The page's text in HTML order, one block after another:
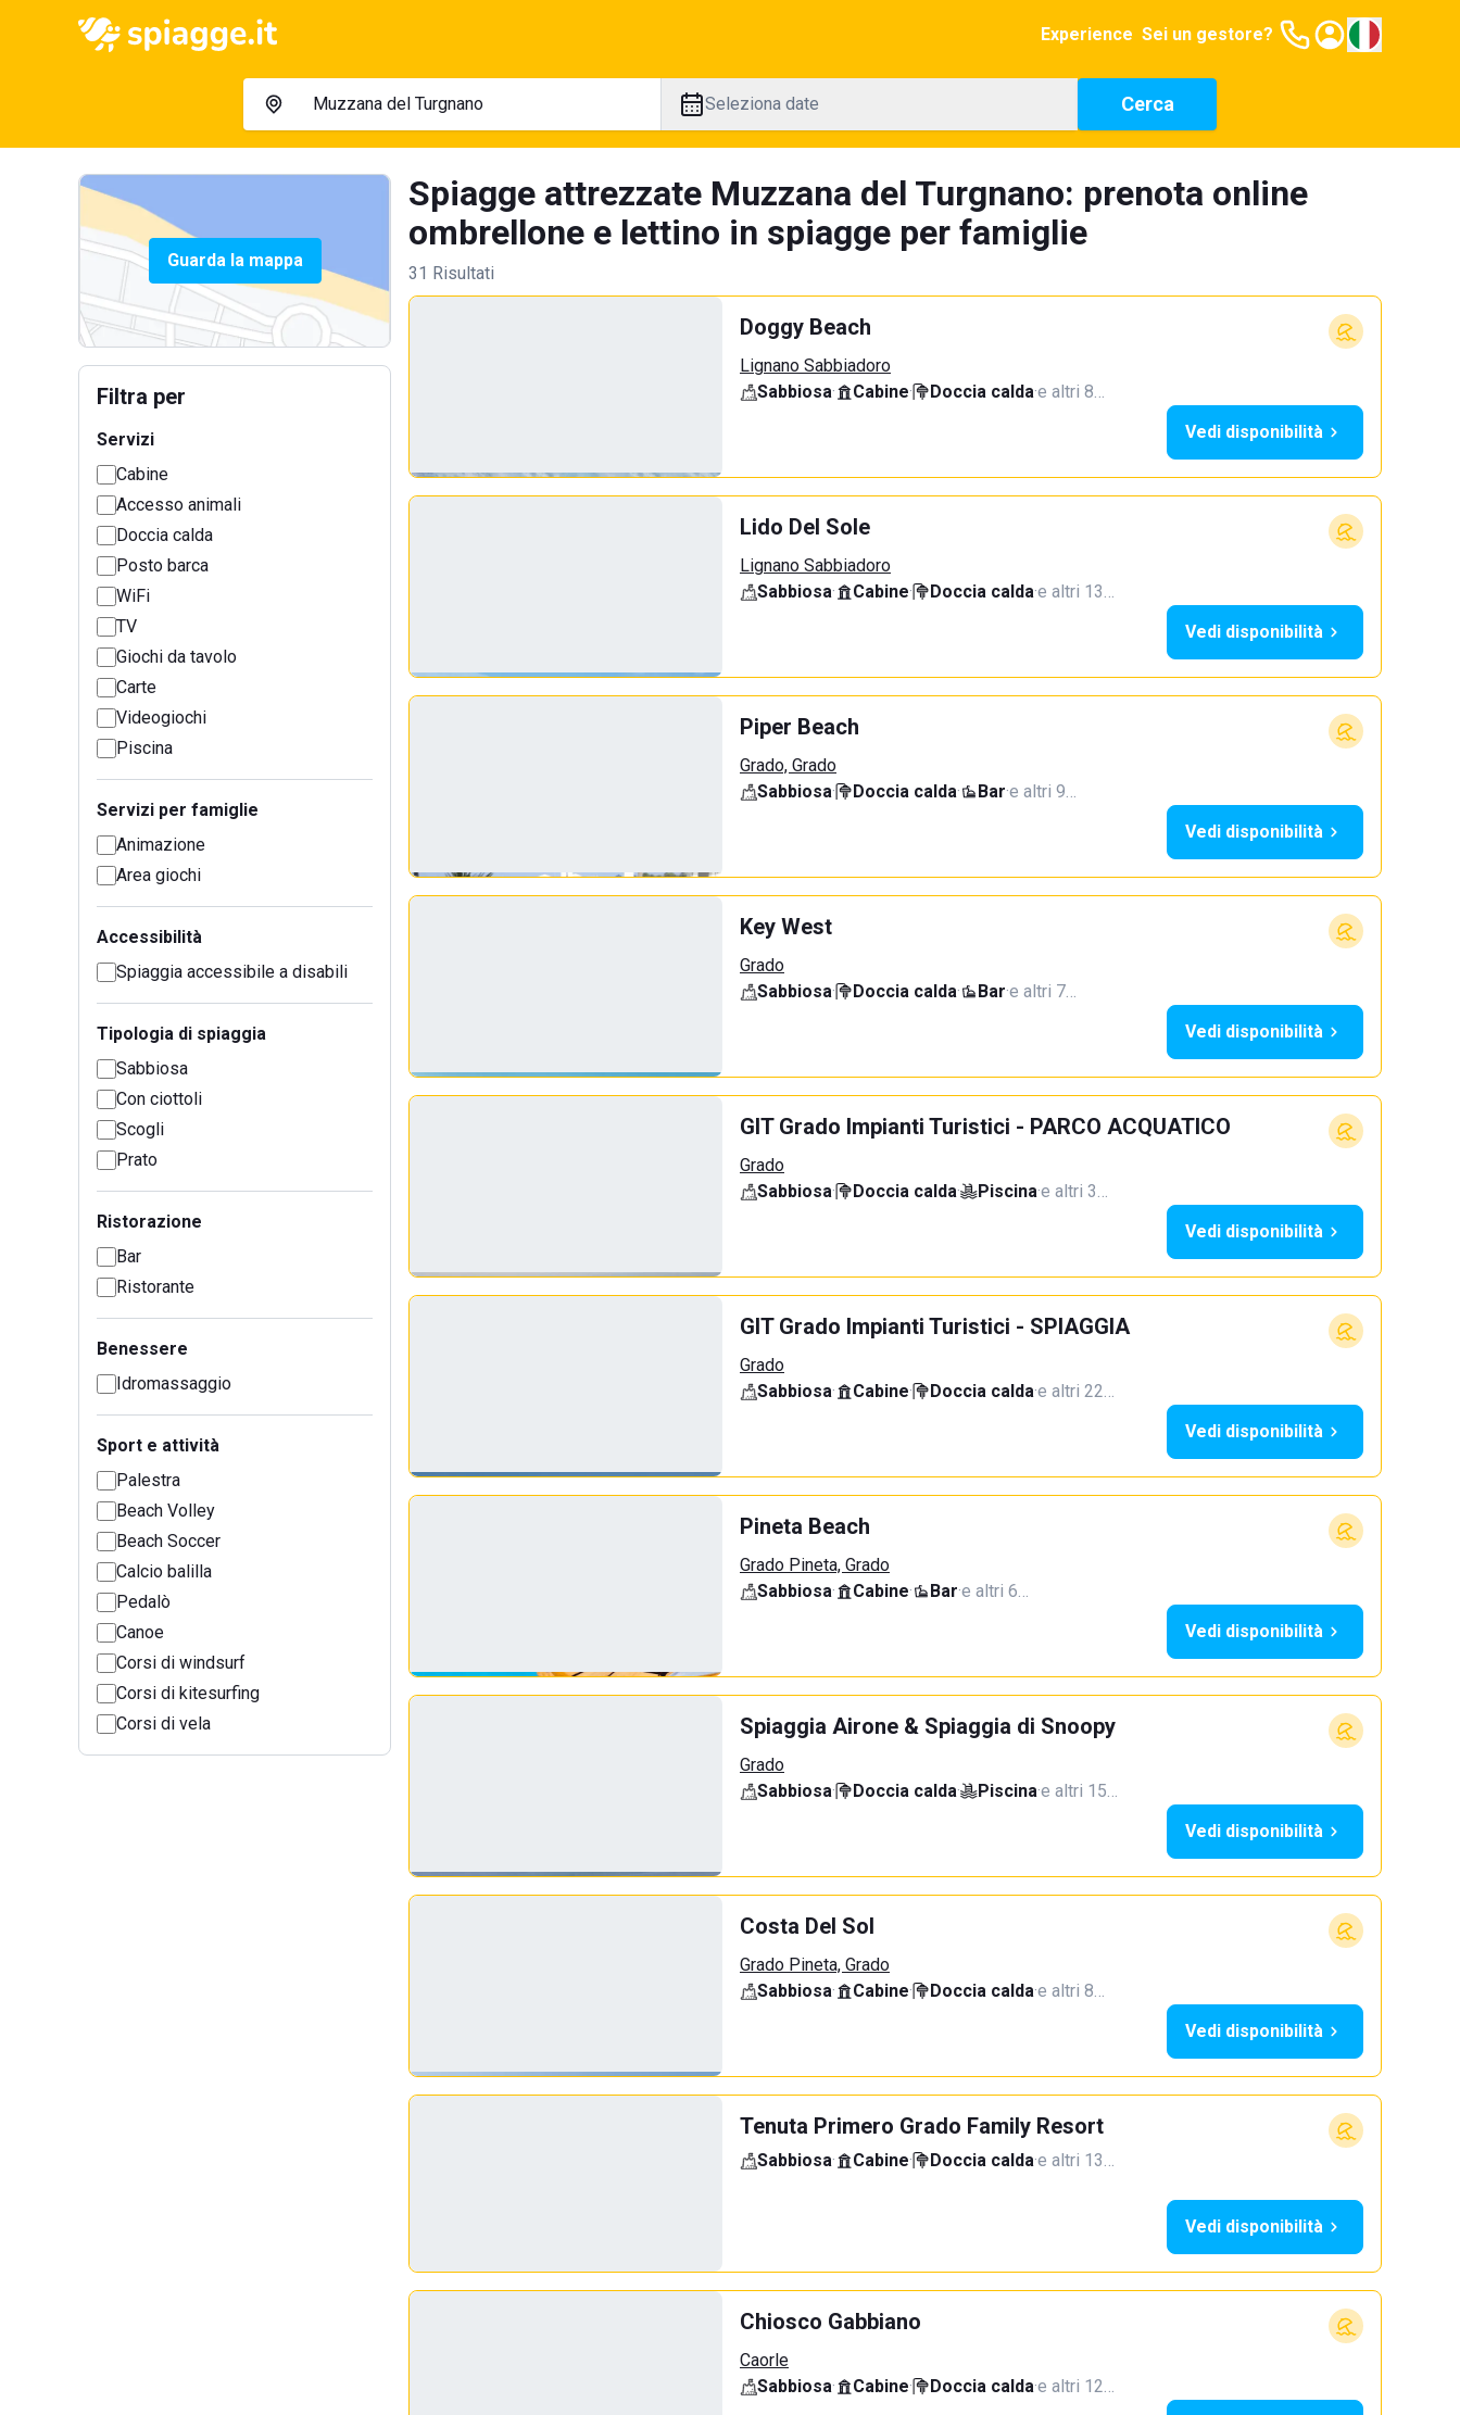
Experience Sei un gestore?
Seleziona date Cerca
Guarda la mappa
Filtra per
Servizi
Cabine
Accesso animali
Doccia calda
Posto barca
WiFi
TV
Giochi da tavolo
Carte
Videogiochi
Piscina
Servizi per famiglie
Animazione
Area giochi
Accessibilità
Spiaggia accessibile a disabili
Tipologia di spiaggia
Sabbiosa
Con ciottoli
Scogli
Prato
Ristorazione
Bar
Ristorante
Benessere
Idromassaggio
Sport e attività
Palestra
Beach Volley
Beach Soccer
Calcio balilla
Pedalò
Canoe
Corsi di windsurf
Corsi di kitesurfing
Corsi di vela
Spiagge attrezzate Muzzana del Turgnano: prenota online
ombrellone e lettino in spiagge per famiglie
31 Risultati
Doggy Beach
Lignano Sabbiadoro
Sabbiosa· Cabine· Doccia calda·e altri 8…
Vedi disponibilità
Lido Del Sole
Lignano Sabbiadoro
Sabbiosa· Cabine· Doccia calda·e altri 13…
Vedi disponibilità
Piper Beach
Grado, Grado
Sabbiosa· Doccia calda· Bar·e altri 9…
Vedi disponibilità
Key West
Grado
Sabbiosa· Doccia calda· Bar·e altri 7…
Vedi disponibilità
GIT Grado Impianti Turistici - PARCO ACQUATICO
Grado
Sabbiosa· Doccia calda· Piscina·e altri 3…
Vedi disponibilità
GIT Grado Impianti Turistici - SPIAGGIA
Grado
Sabbiosa· Cabine· Doccia calda·e altri 22…
Vedi disponibilità
Pineta Beach
Grado Pineta, Grado
Sabbiosa· Cabine· Bar·e altri 6…
Vedi disponibilità
Spiaggia Airone & Spiaggia di Snoopy
Grado
Sabbiosa· Doccia calda· Piscina·e altri 15…
Vedi disponibilità
Costa Del Sol
Grado Pineta, Grado
Sabbiosa· Cabine· Doccia calda·e altri 8…
Vedi disponibilità
Tenuta Primero Grado Family Resort
Sabbiosa· Cabine· Doccia calda·e altri 13…
Vedi disponibilità
Chiosco Gabbiano
Caorle
Sabbiosa· Cabine· Doccia calda·e altri 12…